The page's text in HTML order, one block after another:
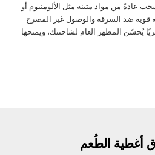
عادةً من مواد متينة مثل الألومنيوم أو
قوية ضد السرقة والوصول غير المصرح
يُحسّن المظهر العام لشاحنتك، ويمنحها
أغطية الطُعم